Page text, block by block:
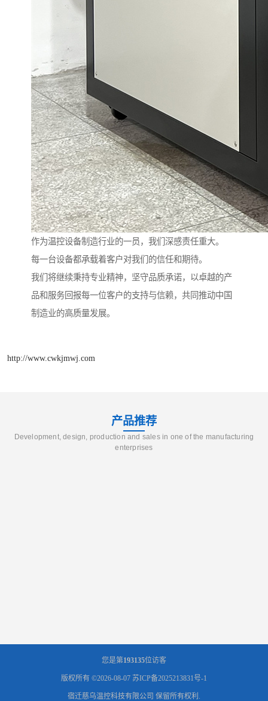
作为温控设备制造行业的一员，我们深感责任重大。
每一台设备都承载着客户对我们的信任和期待。
我们将继续秉持专业精神，坚守品质承诺，以卓越的产
品和服务回报每一位客户的支持与信赖，共同推动中国
制造业的高质量发展。
http://www.cwkjmwj.com
产品推荐
Development, design, production and sales in one of the manufacturing
enterprises
您是第193135位访客
版权所有 ©2026-08-07 苏ICP备2025213831号-1
宿迁慈乌温控科技有限公司 保留所有权利.